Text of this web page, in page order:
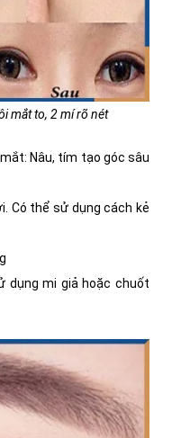
mắt to, 2 mí rõ nét
Nâu, tím tạo góc sâu
Có thể sử dụng cách kẻ
dụng mi giả hoặc chuốt